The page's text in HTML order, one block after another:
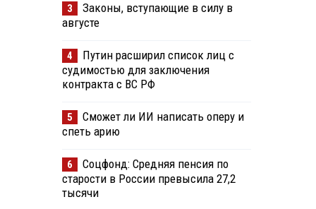
3
Законы, вступающие в силу в
августе
4
Путин расширил список лиц с
судимостью для заключения
контракта с ВС РФ
5
Сможет ли ИИ написать оперу и
спеть арию
6
Соцфонд: Средняя пенсия по
старости в России превысила 27,2
тысячи